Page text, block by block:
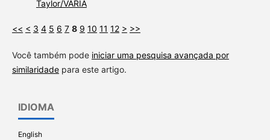
Taylor/VARIA
<< < 3 4 5 6 7 8 9 10 11 12 > >>
Você também pode iniciar uma pesquisa avançada por
similaridadepara este artigo.
IDIOMA
English